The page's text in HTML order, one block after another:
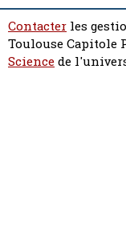
Contacter les
Toulouse
Sciencede